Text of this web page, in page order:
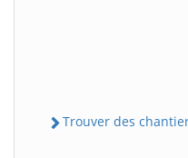
Trouver des